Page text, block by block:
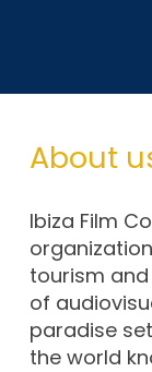
About
Ibiza Film
tourism
of
paradise
the world